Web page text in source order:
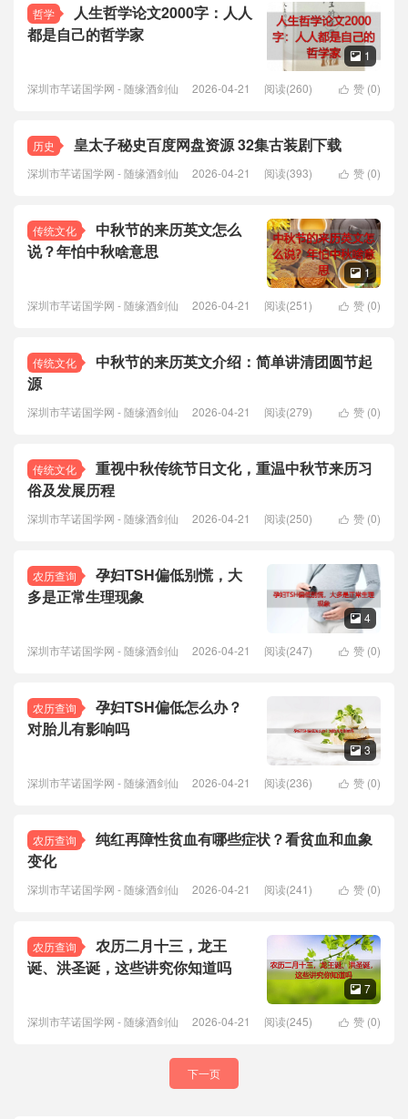
哲学
人生哲学论文2000字：人人
都是自己的哲学家
 1
 赞 (0)
深圳市芊诺国学网 - 随缘酒剑仙 2026-04-21 阅读(260)
历史 皇太子秘史百度网盘资源 32集古装剧下载
 赞 (0)
深圳市芊诺国学网 - 随缘酒剑仙 2026-04-21 阅读(393)
传统文化
中秋节的来历英文怎么
说？年怕中秋啥意思
 1
 赞 (0)
深圳市芊诺国学网 - 随缘酒剑仙 2026-04-21 阅读(251)
传统文化
中秋节的来历英文介绍：简单讲清团圆节起
源
 赞 (0)
深圳市芊诺国学网 - 随缘酒剑仙 2026-04-21 阅读(279)
传统文化
重视中秋传统节日文化，重温中秋节来历习
俗及发展历程
 赞 (0)
深圳市芊诺国学网 - 随缘酒剑仙 2026-04-21 阅读(250)
农历查询
孕妇TSH偏低别慌，大
多是正常生理现象
 4
 赞 (0)
深圳市芊诺国学网 - 随缘酒剑仙 2026-04-21 阅读(247)
农历查询
孕妇TSH偏低怎么办？
对胎儿有影响吗
 3
 赞 (0)
深圳市芊诺国学网 - 随缘酒剑仙 2026-04-21 阅读(236)
农历查询
纯红再障性贫血有哪些症状？看贫血和血象
变化
 赞 (0)
深圳市芊诺国学网 - 随缘酒剑仙 2026-04-21 阅读(241)
农历查询
农历二月十三，龙王
诞、洪圣诞，这些讲究你知道吗
 7
 赞 (0)
深圳市芊诺国学网 - 随缘酒剑仙 2026-04-21 阅读(245)
下一页